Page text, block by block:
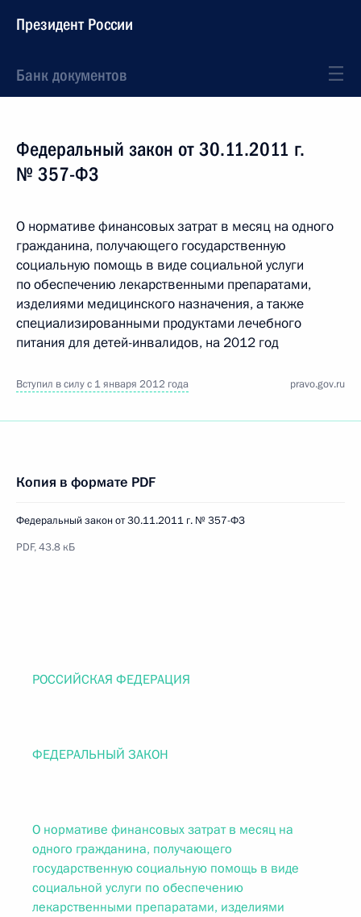
Президент России
Банк документов
Федеральный закон от 30.11.2011 г.
№ 357-ФЗ
О нормативе финансовых затрат в месяц на одного
гражданина, получающего государственную
социальную помощь в виде социальной услуги
по обеспечению лекарственными препаратами,
изделиями медицинского назначения, а также
специализированными продуктами лечебного
питания для детей-инвалидов, на 2012 год
Вступил в силу с 1 января 2012 года pravo.gov.ru
Копия в формате PDF
Федеральный закон от 30.11.2011 г. № 357-ФЗ
PDF, 43.8 кБ
РОССИЙСКАЯ ФЕДЕРАЦИЯ
ФЕДЕРАЛЬНЫЙ ЗАКОН
О нормативе финансовых затрат в месяц на
одного гражданина, получающего
государственную социальную помощь в виде
социальной услуги по обеспечению
лекарственными препаратами, изделиями